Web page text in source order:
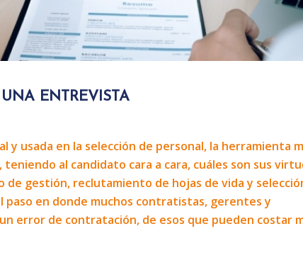
ENTREVISTA
y usada en la selección de personal, la herramienta
al candidato cara a cara, cuáles son sus
de gestión, reclutamiento de hojas de vida y
paso en donde muchos contratistas, gerentes y
error de contratación, de esos que pueden costar